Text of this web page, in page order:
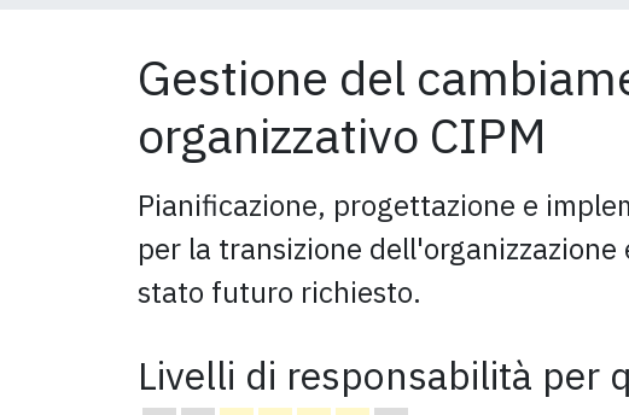
Gestione del
organizzativo CIPM
Pianificazione, progettazione e
per la transizione dell'organizzazione
stato futuro richiesto.
Livelli di responsabilità per